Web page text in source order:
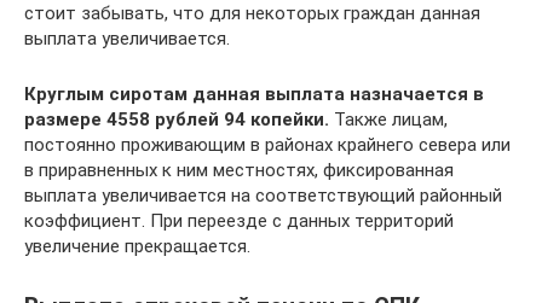
стоит забывать, что для некоторых граждан данная
выплата увеличивается.
Круглым сиротам данная выплата назначается в
размере 4558 рублей 94 копейки. Также лицам,
постоянно проживающим в районах крайнего севера или
в приравненных к ним местностях, фиксированная
выплата увеличивается на соответствующий районный
коэффициент. При переезде с данных территорий
увеличение прекращается.